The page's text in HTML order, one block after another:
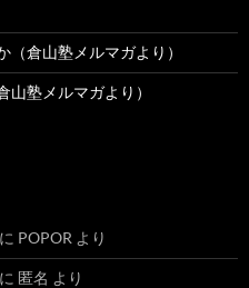
倉山塾メルマガより）
塾メルマガより）
に POPOR より
に 匿名 より